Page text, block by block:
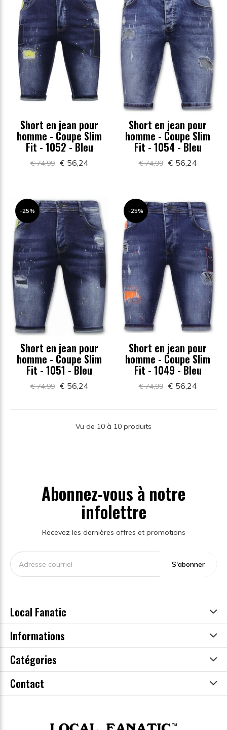
Short en jean pour
homme - Coupe Slim
Fit - 1052 - Bleu
€ 74,99 € 56,24
Short en jean pour
homme - Coupe Slim
Fit - 1054 - Bleu
€ 74,99 € 56,24
-25%
Short en jean pour
homme - Coupe Slim
Fit - 1051 - Bleu
€ 74,99 € 56,24
-25%
Short en jean pour
homme - Coupe Slim
Fit - 1049 - Bleu
€ 74,99 € 56,24
Vu de 10 à 10 produits
Abonnez-vous à notre
infolettre
Recevez les dernières offres et promotions
S'abonner
Local Fanatic
Informations
Catégories
Contact